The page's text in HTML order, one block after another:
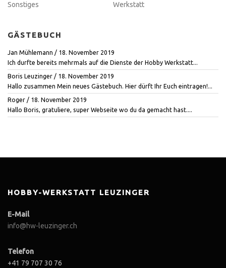
Sonstiges
Werkstatt
GÄSTEBUCH
Jan Mühlemann / 18. November 2019
Ich durfte bereits mehrmals auf die Dienste der Hobby Werkstatt...
Boris Leuzinger / 18. November 2019
Hallo zusammen Mein neues Gästebuch. Hier dürft Ihr Euch eintragen!...
Roger / 18. November 2019
Hallo Boris, gratuliere, super Webseite wo du da gemacht hast....
HOBBY-WERKSTATT LEUZINGER
E-Mail
info@hw-leuzinger.ch
Telefon
+41 79 707 30 76